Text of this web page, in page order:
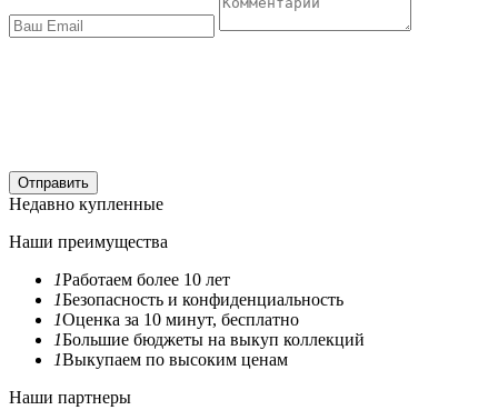
Отправить
Недавно купленные
Наши преимущества
1Работаем более 10 лет
1Безопасность и конфиденциальность
1Оценка за 10 минут, бесплатно
1Большие бюджеты на выкуп коллекций
1Выкупаем по высоким ценам
Наши партнеры